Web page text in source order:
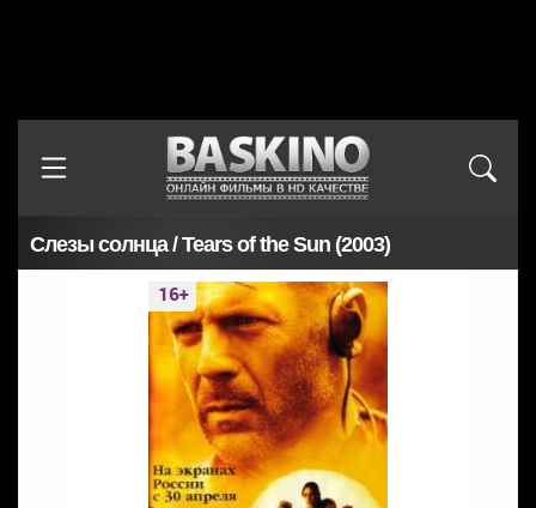
Слезы солнца / Tears of the Sun (2003)